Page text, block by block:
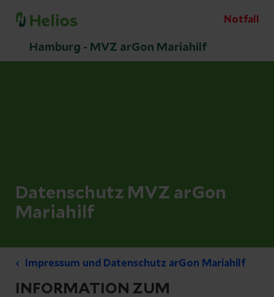
Notfall
Hamburg - MVZ arGon Mariahilf
Datenschutz MVZ arGon
Mariahilf
Impressum und Datenschutz arGon Mariahilf
INFORMATION ZUM